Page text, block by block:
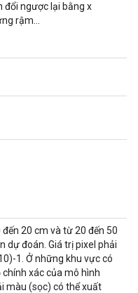
đổi ngược lại bằng x
rậm…
20 cm và từ 20 đến 50
dự đoán. Giá trị pixel phải
1. Ở những khu vực có
xác của mô hình
màu (sọc) có thể xuất